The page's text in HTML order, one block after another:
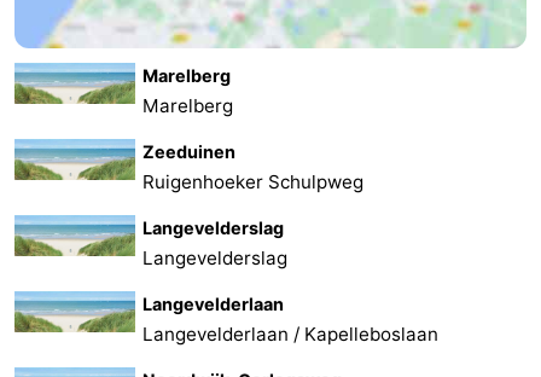
Scheveningen
The
-
Rockanje
Weather
Contact
Marelberg
Marelberg
Zeeduinen
Ruigenhoeker Schulpweg
Langevelderslag
Langevelderslag
Langevelderlaan
Langevelderlaan / Kapelleboslaan